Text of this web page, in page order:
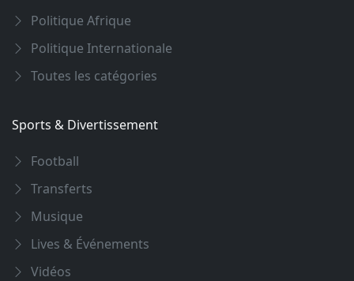
Politique Afrique
Politique Internationale
Toutes les catégories
Sports & Divertissement
Football
Transferts
Musique
Lives & Événements
Vidéos